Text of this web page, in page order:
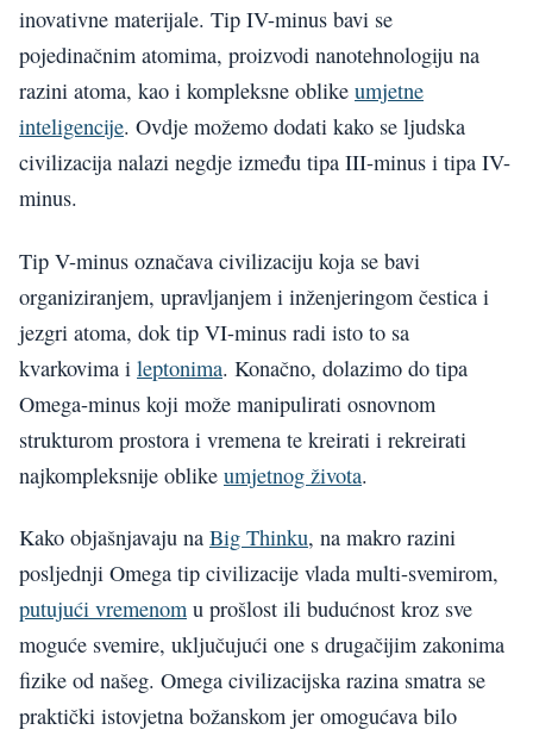
inovativne materijale. Tip IV-minus bavi se
pojedinačnim atomima, proizvodi nanotehnologiju na
razini atoma, kao i kompleksne oblike umjetne
inteligencije. Ovdje možemo dodati kako se ljudska
civilizacija nalazi negdje između tipa III-minus i tipa IV-
minus.
Tip V-minus označava civilizaciju koja se bavi
organiziranjem, upravljanjem i inženjeringom čestica i
jezgri atoma, dok tip VI-minus radi isto to sa
kvarkovima i leptonima. Konačno, dolazimo do tipa
Omega-minus koji može manipulirati osnovnom
strukturom prostora i vremena te kreirati i rekreirati
najkompleksnije oblike umjetnog života.
Kako objašnjavaju na Big Thinku, na makro razini
posljednji Omega tip civilizacije vlada multi-svemirom,
putujući vremenom u prošlost ili budućnost kroz sve
moguće svemire, uključujući one s drugačijim zakonima
fizike od našeg. Omega civilizacijska razina smatra se
praktički istovjetna božanskom jer omogućava bilo